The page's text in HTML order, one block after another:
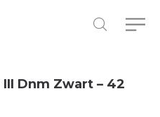
III Dnm Zwart – 42